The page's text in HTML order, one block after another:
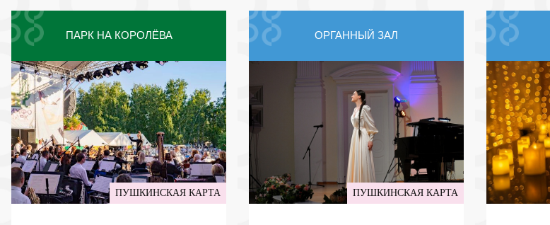
ПАРК НА КОРОЛЁВА
ПУШКИНСКАЯ КАРТА
ОРГАННЫЙ ЗАЛ
ПУШКИНСКАЯ КАРТА